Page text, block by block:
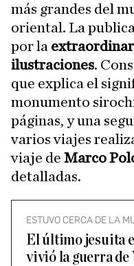
más grandes del
oriental. La
por la
ilustraciones.
que explica el
monumento
páginas, y una
varios viajes
viaje de Marco
detalladas.
ESTUVO CERCA DE LA
El último jesuita
vivió la guerra de